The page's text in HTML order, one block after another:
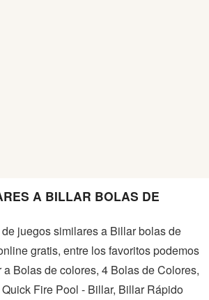
A BILLAR BOLAS DE
juegos similares a Billar bolas de
gratis, entre los favoritos podemos
Bolas de colores, 4 Bolas de Colores,
Fire Pool - Billar, Billar Rápido